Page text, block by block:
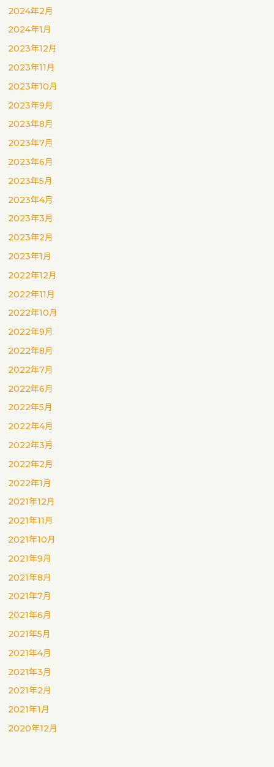
2024年2月
2024年1月
2023年12月
2023年11月
2023年10月
2023年9月
2023年8月
2023年7月
2023年6月
2023年5月
2023年4月
2023年3月
2023年2月
2023年1月
2022年12月
2022年11月
2022年10月
2022年9月
2022年8月
2022年7月
2022年6月
2022年5月
2022年4月
2022年3月
2022年2月
2022年1月
2021年12月
2021年11月
2021年10月
2021年9月
2021年8月
2021年7月
2021年6月
2021年5月
2021年4月
2021年3月
2021年2月
2021年1月
2020年12月